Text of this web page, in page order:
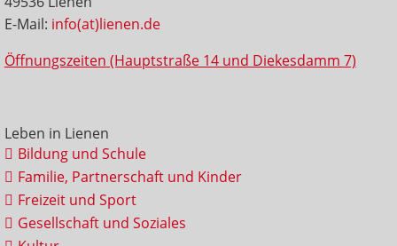
E-Mail: info(at)lienen.de
Öffnungszeiten (Hauptstraße 14 und Diekesdamm 7)
Leben in Lienen
Bildung und Schule
Familie, Partnerschaft und Kinder
Freizeit und Sport
Gesellschaft und Soziales